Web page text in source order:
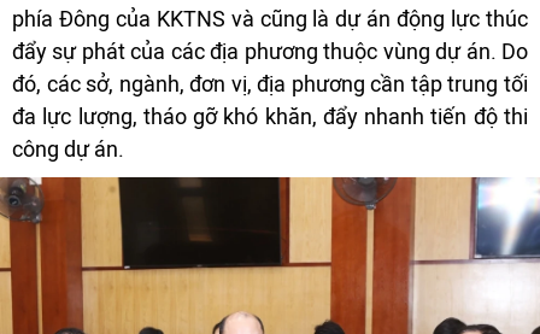
phía Đông của KKTNS và cũng là dự án động lực thúc
đẩy sự phát của các địa phương thuộc vùng dự án. Do
đó, các sở, ngành, đơn vị, địa phương cần tập trung tối
đa lực lượng, tháo gỡ khó khăn, đẩy nhanh tiến độ thi
công dự án.